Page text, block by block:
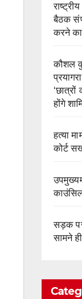
बैठक
करने
कौशल
होंगे
हत्या
कोर्ट
सड़क
सामने